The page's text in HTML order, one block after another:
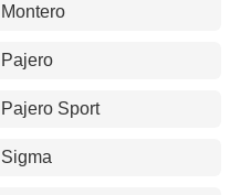
Montero
Pajero
Pajero Sport
Sigma